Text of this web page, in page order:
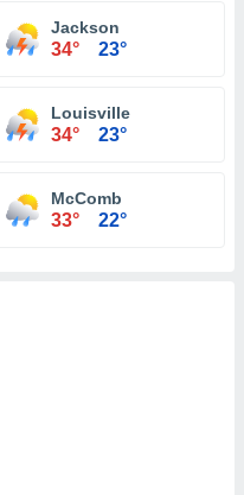
Jackson
34° 23°
Louisville
34° 23°
McComb
33° 22°